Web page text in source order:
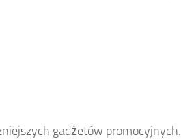
gadżetów promocyjnych.